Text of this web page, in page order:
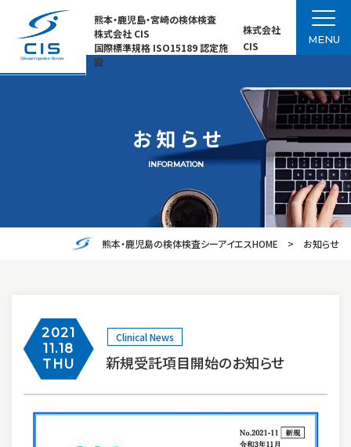
熊本・鹿児島・宮崎の検体検査
株式会社 CIS
国際標準規格 ISO15189 認定施
設
株式会社
CIS
MENU
お知らせ
INFORMATION
熊本・鹿児島の検体検査シーアイエスHOME お知らせ
2021
11.18
THU
Clinical News
新規受託項目開始のお知らせ